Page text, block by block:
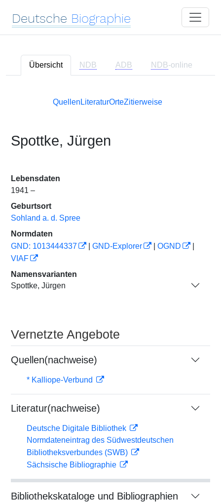
Deutsche Biographie
Übersicht NDB ADB NDB-online
Quellen LiteraturOrteZitierweise
Spottke, Jürgen
Lebensdaten
1941 –
Geburtsort
Sohland a. d. Spree
Normdaten
GND: 1013444337
GND-Explorer OGND
VIAF
Namensvarianten
Spottke, Jürgen
Vernetzte Angebote
Quellen(nachweise)
* Kalliope-Verbund
Literatur(nachweise)
Deutsche Digitale Bibliothek
Normdateneintrag des Südwestdeutschen
Bibliotheksverbundes (SWB)
Sächsische Bibliographie
Bibliothekskataloge und Bibliographien